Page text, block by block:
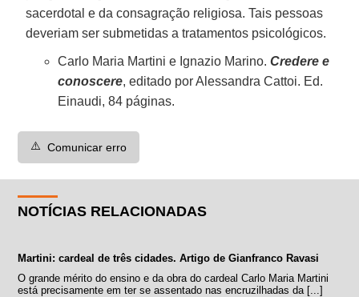
sacerdotal e da consagração religiosa. Tais pessoas
deveriam ser submetidas a tratamentos psicológicos.
Carlo Maria Martini e Ignazio Marino.Credere e
conoscere, editado por Alessandra Cattoi. Ed.
Einaudi, 84 páginas.
⚠️ Comunicar erro
NOTÍCIAS RELACIONADAS
Martini: cardeal de três cidades. Artigo de Gianfranco Ravasi
O grande mérito do ensino e da obra do cardeal Carlo Maria Martini
está precisamente em ter se assentado nas encruzilhadas da [...]